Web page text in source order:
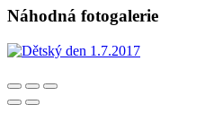
Náhodná fotogalerie